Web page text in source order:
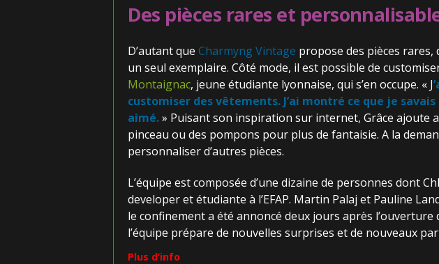
Des pièces rares et
D’autant que Charmyng Vintage propose des pièces rares,
un seul exemplaire. Côté mode, il est possible de customiser
Montaignac, jeune étudiante lyonnaise, qui s’en occupe. « J
customiser des vêtements. J’ai montré ce que je
aimé.» Puisant son inspiration sur internet, Grâce ajoute
pinceau ou des pompons pour plus de fantaisie. A la
personnaliser d’autres pièces.
L’équipe est composée d’une dizaine de personnes dont
developer et étudiante à l’EFAP. Martin Palaj et Pauline
le confinement a été annoncé deux jours après
l’équipe prépare de nouvelles surprises et de nouveaux
Plus d’info